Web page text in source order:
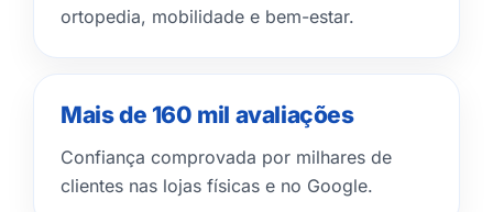
ortopedia, mobilidade e bem-estar.
Mais de 160 mil avaliações
Confiança comprovada por milhares de
clientes nas lojas físicas e no Google.